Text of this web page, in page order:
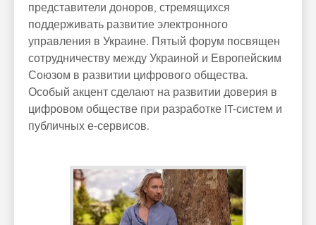
представители доноров, стремящихся
поддерживать развитие электронного
управления в Украине. Пятый форум посвящен
сотрудничеству между Украиной и Европейским
Союзом в развитии цифрового общества.
Особый акцент сделают на развитии доверия в
цифровом обществе при разработке IT-систем и
публичных е-сервисов.